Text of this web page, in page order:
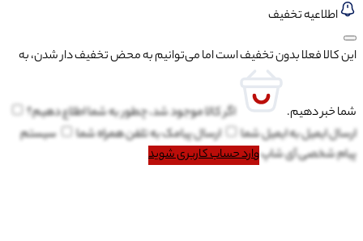
اطلاعیه تخفیف
این کالا فعلا بدون تخفیف است اما می‌توانیم به محض تخفیف دار شدن، به
شما خبر دهیم.
اگر کالا موجود شد، چطور به شما اطلاع دهیم؟
ارسال ایمیل بهایمیل شما ارسال پیامک بهتلفن همراه شما
سیستم
پیام شخصی آی شاپوارد حساب کاربری شوید